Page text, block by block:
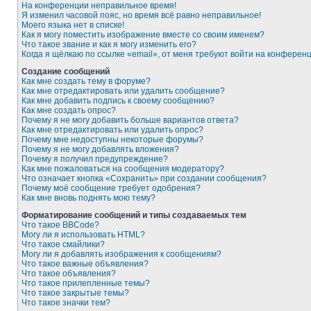
На конференции неправильное время!
Я изменил часовой пояс, но время всё равно неправильное!
Моего языка нет в списке!
Как я могу поместить изображение вместе со своим именем?
Что такое звание и как я могу изменить его?
Когда я щёлкаю по ссылке «email», от меня требуют войти на
Создание сообщений
Как мне создать тему в форуме?
Как мне отредактировать или удалить сообщение?
Как мне добавить подпись к своему сообщению?
Как мне создать опрос?
Почему я не могу добавить больше вариантов ответа?
Как мне отредактировать или удалить опрос?
Почему мне недоступны некоторые форумы?
Почему я не могу добавлять вложения?
Почему я получил предупреждение?
Как мне пожаловаться на сообщения модератору?
Что означает кнопка «Сохранить» при создании сообщения?
Почему моё сообщение требует одобрения?
Как мне вновь поднять мою тему?
Форматирование сообщений и типы создаваемых тем
Что такое BBCode?
Могу ли я использовать HTML?
Что такое смайлики?
Могу ли я добавлять изображения к сообщениям?
Что такое важные объявления?
Что такое объявления?
Что такое прилепленные темы?
Что такое закрытые темы?
Что такое значки тем?